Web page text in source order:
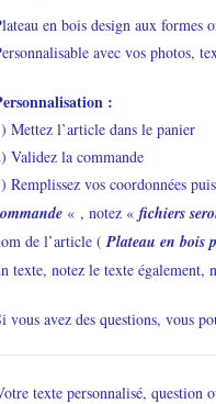
en bois design aux formes
avec vos photos,
:
Mettez l’article dans le panier
Validez la commande
Remplissez vos coordonnées
« , notez « fichiers
de l’article ( Plateau en bois
texte, notez le texte également,
vous avez des questions, vous
texte personnalisé, question